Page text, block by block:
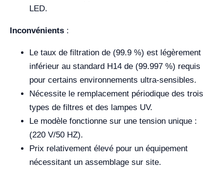
LED.
Inconvénients :
Le taux de filtration de (99.9 %) est légèrement
inférieur au standard H14 de (99.997 %) requis
pour certains environnements ultra-sensibles.
Nécessite le remplacement périodique des trois
types de filtres et des lampes UV.
Le modèle fonctionne sur une tension unique :
(220 V/50 HZ).
Prix relativement élevé pour un équipement
nécessitant un assemblage sur site.